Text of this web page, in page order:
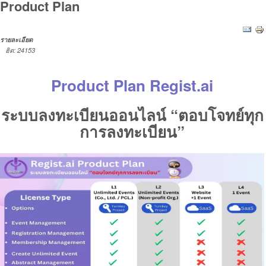
Product Plan
รายละเอียด
ฮิต: 24153
Product Plan Regist.ai
ระบบลงทะเบียนออนไลน์ “ตอบโจทย์ทุก
การลงทะเบียน”